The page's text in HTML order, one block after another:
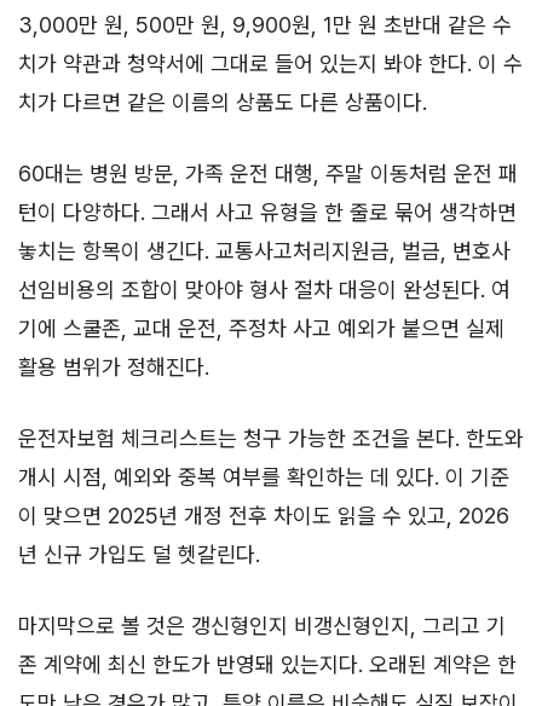
3,000만 원, 500만 원, 9,900원, 1만 원 초반대 같은 수
치가 약관과 청약서에 그대로 들어 있는지 봐야 한다. 이 수
치가 다르면 같은 이름의 상품도 다른 상품이다.
60대는 병원 방문, 가족 운전 대행, 주말 이동처럼 운전 패
턴이 다양하다. 그래서 사고 유형을 한 줄로 묶어 생각하면
놓치는 항목이 생긴다. 교통사고처리지원금, 벌금, 변호사
선임비용의 조합이 맞아야 형사 절차 대응이 완성된다. 여
기에 스쿨존, 교대 운전, 주정차 사고 예외가 붙으면 실제
활용 범위가 정해진다.
운전자보험 체크리스트는 청구 가능한 조건을 본다. 한도와
개시 시점, 예외와 중복 여부를 확인하는 데 있다. 이 기준
이 맞으면 2025년 개정 전후 차이도 읽을 수 있고, 2026
년 신규 가입도 덜 헷갈린다.
마지막으로 볼 것은 갱신형인지 비갱신형인지, 그리고 기
존 계약에 최신 한도가 반영돼 있는지다. 오래된 계약은 한